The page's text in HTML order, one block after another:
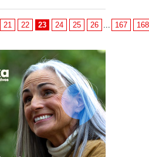
21 22 23 24 25 26 167 168